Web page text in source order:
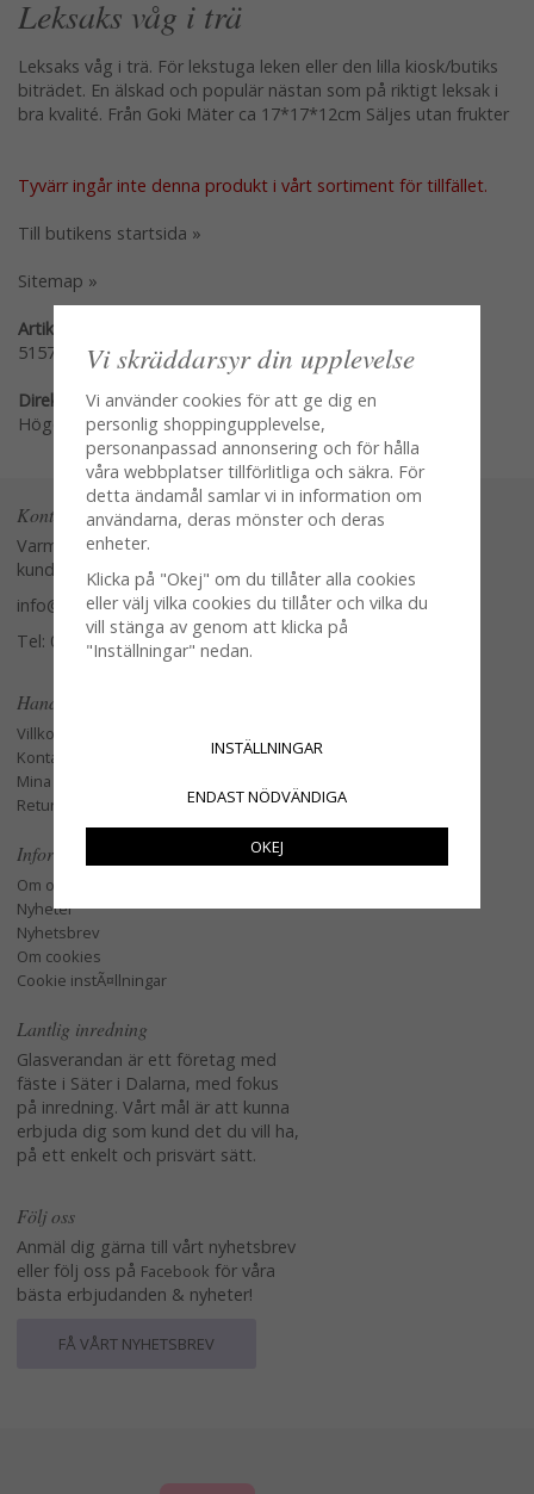
Leksaks våg i trä
Leksaks våg i trä. För lekstuga leken eller den lilla kiosk/butiks
biträdet. En älskad och populär nästan som på riktigt leksak i
bra kvalité. Från Goki Mäter ca 17*17*12cm Säljes utan frukter
Tyvärr ingår inte denna produkt i vårt sortiment för tillfället.
Till butikens startsida »
Sitemap »
Artikelnummer:
51576
Direktlänk:
Högerklicka och kopiera adressen
Kontakta oss
Varmt välkommen att kontakta vår
kundtjänst.
info@glasverandan.se
Tel: 079-3495968
Handla
Villkor
Kontakta oss
Mina favoriter
Retur och Reklamation
Information
Om oss
Nyheter
Nyhetsbrev
Om cookies
Cookie instÃ¤llningar
Lantlig inredning
Glasverandan är ett företag med
fäste i Säter i Dalarna, med fokus
på inredning. Vårt mål är att kunna
erbjuda dig som kund det du vill ha,
på ett enkelt och prisvärt sätt.
Följ oss
Anmäl dig gärna till vårt nyhetsbrev
eller följ oss på Facebook för våra
bästa erbjudanden & nyheter!
FÅ VÅRT NYHETSBREV
Vi skräddarsyr din upplevelse
Vi använder cookies för att ge dig en
personlig shoppingupplevelse,
personanpassad annonsering och för hålla
våra webbplatser tillförlitliga och säkra. För
detta ändamål samlar vi in information om
användarna, deras mönster och deras
enheter.
Klicka på "Okej" om du tillåter alla cookies
eller välj vilka cookies du tillåter och vilka du
vill stänga av genom att klicka på
"Inställningar" nedan.
INSTÄLLNINGAR
ENDAST NÖDVÄNDIGA
OKEJ